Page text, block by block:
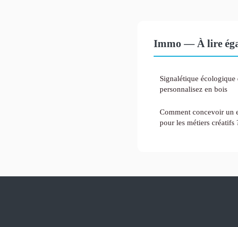
Immo — À lire
Signalétique écologique
personnalisez en bois
Comment concevoir un
pour les métiers créatifs